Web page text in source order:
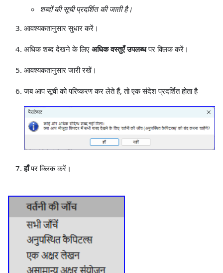
शब्दों की सूची प्रदर्शित की जाती है।
आवश्यकतानुसार सुधार करें।
अधिक शब्द देखने के लिए अधिक वस्तुएँ उपलब्धपर क्लिक करें।
आवश्यकतानुसार जारी रखें।
जब आप सूची को परिष्करण कर लेते हैं, तो एक संदेश प्रदर्शित होता है
हाँपर क्लिक करें।